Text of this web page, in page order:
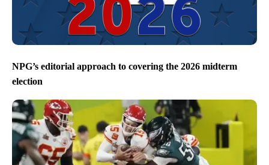
NPG’s editorial approach to covering the 2026 midterm
election